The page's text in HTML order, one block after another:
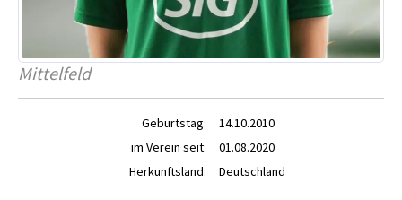
Mittelfeld
Geburtstag:
14.10.2010
im Verein seit:
01.08.2020
Herkunftsland:
Deutschland